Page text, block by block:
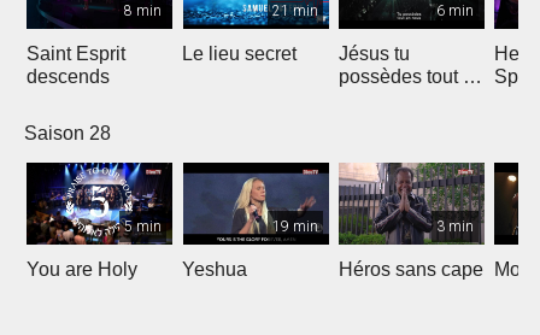
8 min
Saint Esprit
descends
21 min
Le lieu secret
6 min
Jésus tu
possèdes tout en
He
Saison 28
5 min
You are Holy
19 min
Yeshua
3 min
Héros sans cape Moi